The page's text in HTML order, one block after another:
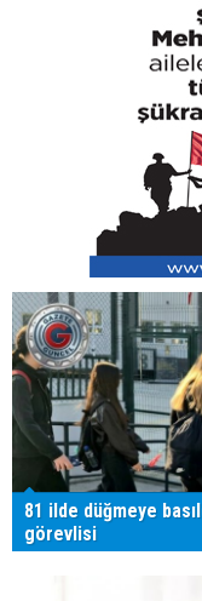
81 ilde düğmeye
görevlisi